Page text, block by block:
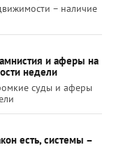
– наличие
и аферы на
недели
суды и аферы
есть, системы –